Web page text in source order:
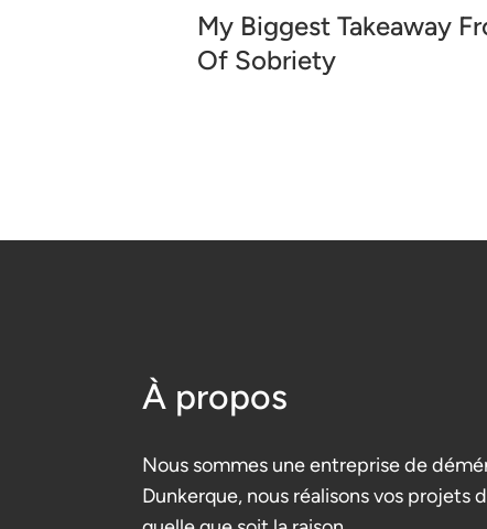
My Biggest Takeaway
Of Sobriety
À propos
Nous sommes une entreprise de
Dunkerque, nous réalisons vos projets